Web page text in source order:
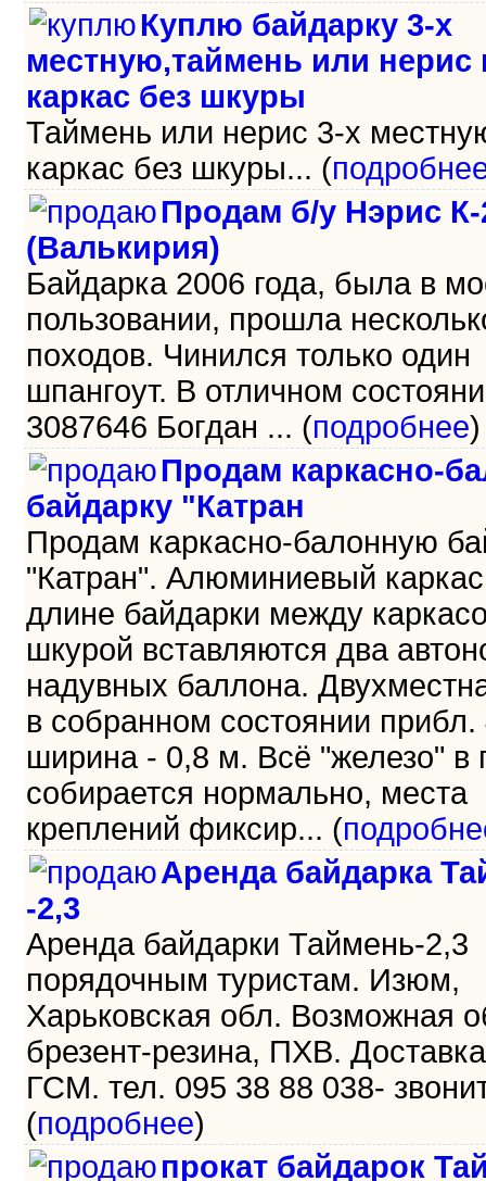
Куплю байдарку 3-х
местную,таймень или нерис
каркас без шкуры
Таймень или нерис 3-х
каркас без шкуры... (
Продам б/у Нэрис К-
(Валькирия)
Байдарка 2006 года, была в
пользовании, прошла
походов. Чинился только один
шпангоут. В отличном
3087646 Богдан ... (подробнее)
Продам каркасно-
байдарку "Катран
Продам каркасно-балонную
"Катран". Алюминиевый
длине байдарки между
шкурой вставляются два
надувных баллона.
в собранном состоянии
ширина - 0,8 м. Всё "железо" в
собирается нормально, места
креплений фиксир... (
Аренда байдарка
-2,3
Аренда байдарки Таймень-2,3
порядочным туристам. Изюм,
Харьковская обл. Возможная
брезент-резина, ПХВ.
ГСМ. тел. 095 38 88 038-
(подробнее)
прокат байдарок